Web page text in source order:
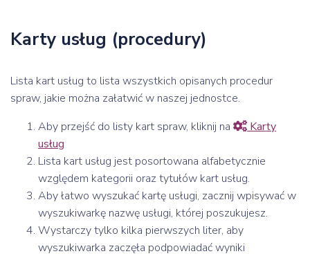
Karty usług (procedury)
Lista kart usług to lista wszystkich opisanych procedur
spraw, jakie można załatwić w naszej jednostce.
Aby przejść do listy kart spraw, kliknij na
Karty
usług
Lista kart usług jest posortowana alfabetycznie
względem kategorii oraz tytułów kart usług.
Aby łatwo wyszukać kartę usługi, zacznij wpisywać w
wyszukiwarkę nazwę usługi, której poszukujesz.
Wystarczy tylko kilka pierwszych liter, aby
wyszukiwarka zaczęła podpowiadać wyniki